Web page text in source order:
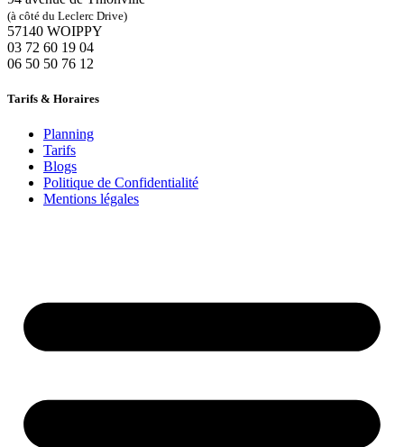
(à côté du Leclerc Drive)
57140 WOIPPY
‭03 72 60 19 04‬
06 50 50 76 12
Tarifs & Horaires
Planning
Tarifs
Blogs
Politique de Confidentialité
Mentions légales